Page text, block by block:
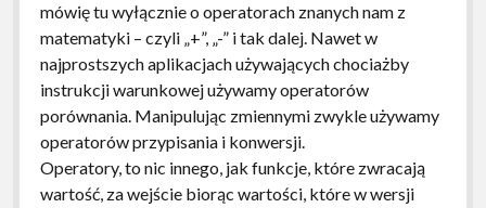
mówię tu wyłącznie o operatorach znanych nam z
matematyki – czyli „+”, „-” i tak dalej. Nawet w
najprostszych aplikacjach używających chociażby
instrukcji warunkowej używamy operatorów
porównania. Manipulując zmiennymi zwykle używamy
operatorów przypisania i konwersji.
Operatory, to nic innego, jak funkcje, które zwracają
wartość, za wejście biorąc wartości, które w wersji